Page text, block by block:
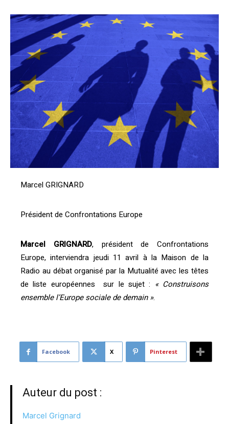
Marcel GRIGNARD
Président de Confrontations Europe
Marcel GRIGNARD, président de Confrontations
Europe, interviendra jeudi 11 avril à la Maison de la
Radio au débat organisé par la Mutualité avec les têtes
de liste européennes sur le sujet : « Construisons
ensemble l’Europe sociale de demain ».
Facebook X Pinterest
Auteur du post :
Marcel Grignard